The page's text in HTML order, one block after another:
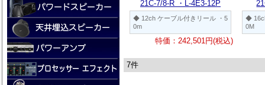
21C-7/8-R ・L-4E3-12P
◆ 12ch ケーブル付きリール ・5
0m
特価：242,501円(税込)
◆
0M
7件